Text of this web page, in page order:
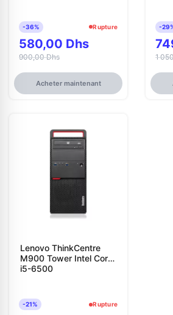
-36% Rupture
580,00 Dhs
900,00 Dhs
Acheter maintenant
-
1
Lenovo ThinkCentre
M900 Tower Intel Core
i5-6500
-21% Rupture